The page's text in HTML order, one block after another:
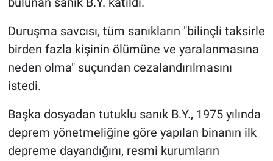
Duruşma savcısı, tüm sanıkların "bilinçli taksirle
birden fazla kişinin ölümüne ve yaralanmasına
neden olma" suçundan cezalandırılmasını
istedi.
Başka dosyadan tutuklu sanık B.Y., 1975 yılında
deprem yönetmeliğine göre yapılan binanın ilk
depreme dayandığını, resmi kurumların